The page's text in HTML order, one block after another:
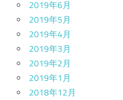
2019年6月
2019年5月
2019年4月
2019年3月
2019年2月
2019年1月
2018年12月